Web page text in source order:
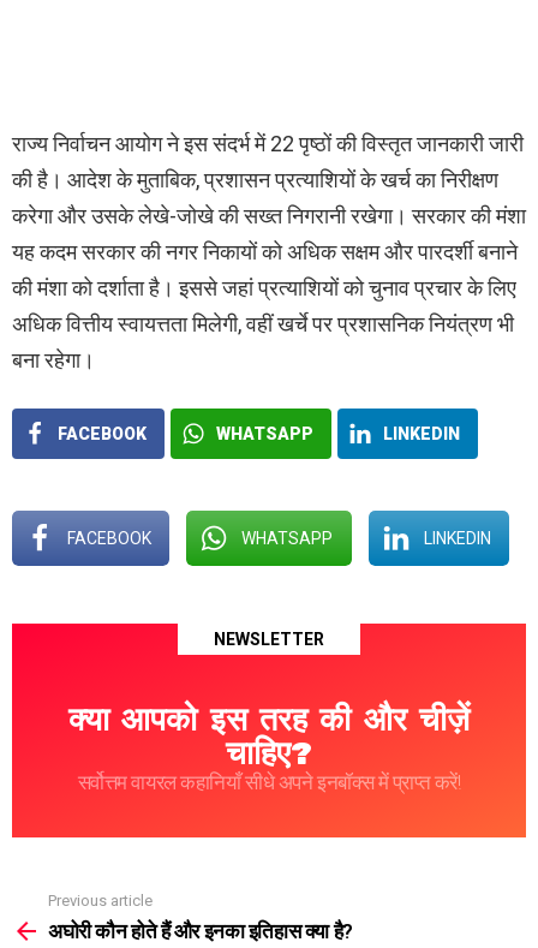
राज्य निर्वाचन आयोग ने इस संदर्भ में 22 पृष्ठों की विस्तृत जानकारी जारी
की है। आदेश के मुताबिक, प्रशासन प्रत्याशियों के खर्च का निरीक्षण
करेगा और उसके लेखे-जोखे की सख्त निगरानी रखेगा। सरकार की मंशा
यह कदम सरकार की नगर निकायों को अधिक सक्षम और पारदर्शी बनाने
की मंशा को दर्शाता है। इससे जहां प्रत्याशियों को चुनाव प्रचार के लिए
अधिक वित्तीय स्वायत्तता मिलेगी, वहीं खर्चे पर प्रशासनिक नियंत्रण भी
बना रहेगा।
FACEBOOK WHATSAPP LINKEDIN
FACEBOOK WHATSAPP LINKEDIN
NEWSLETTER
क्या आपको इस तरह की और चीज़ें
चाहिए?
सर्वोत्तम वायरल कहानियाँ सीधे अपने इनबॉक्स में प्राप्त करें!
more
Previous article
अघोरी कौन होते हैं और इनका इतिहास क्या है?